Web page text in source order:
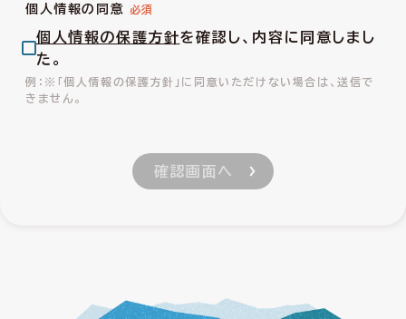
個人情報の同意
個人情報の保護方針を確認し、内容に同意しまし
た。
※「個人情報の保護方針」に同意いただけない場合は、送信で
きません。